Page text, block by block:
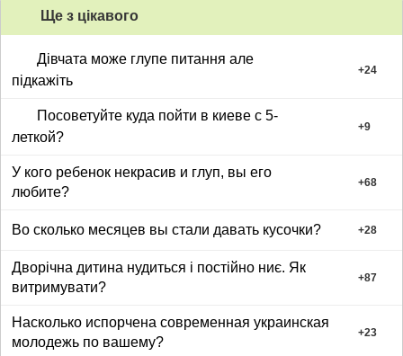
Ще з цiкавого
Дівчата може глупе питання але
підкажіть
+24
Посоветуйте куда пойти в киеве с 5-
леткой?
+9
У кого ребенок некрасив и глуп, вы его
любите?
+68
Во сколько месяцев вы стали давать кусочки? +28
Дворічна дитина нудиться і постійно ниє. Як
витримувати?
+87
Насколько испорчена современная украинская
молодежь по вашему?
+23